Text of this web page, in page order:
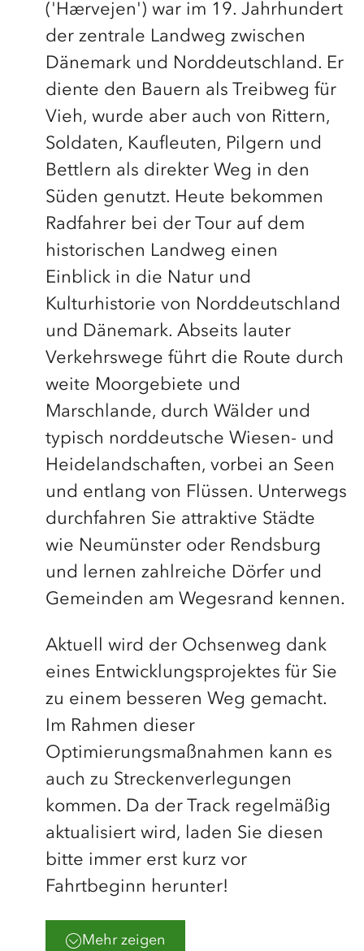
('Hærvejen') war im 19. Jahrhundert
der zentrale Landweg zwischen
Dänemark und Norddeutschland. Er
diente den Bauern als Treibweg für
Vieh, wurde aber auch von Rittern,
Soldaten, Kaufleuten, Pilgern und
Bettlern als direkter Weg in den
Süden genutzt. Heute bekommen
Radfahrer bei der Tour auf dem
historischen Landweg einen
Einblick in die Natur und
Kulturhistorie von Norddeutschland
und Dänemark. Abseits lauter
Verkehrswege führt die Route durch
weite Moorgebiete und
Marschlande, durch Wälder und
typisch norddeutsche Wiesen- und
Heidelandschaften, vorbei an Seen
und entlang von Flüssen. Unterwegs
durchfahren Sie attraktive Städte
wie Neumünster oder Rendsburg
und lernen zahlreiche Dörfer und
Gemeinden am Wegesrand kennen.
Aktuell wird der Ochsenweg dank
eines Entwicklungsprojektes für Sie
zu einem besseren Weg gemacht.
Im Rahmen dieser
Optimierungsmaßnahmen kann es
auch zu Streckenverlegungen
kommen. Da der Track regelmäßig
aktualisiert wird, laden Sie diesen
bitte immer erst kurz vor
Fahrtbeginn herunter!
Mehr zeigen